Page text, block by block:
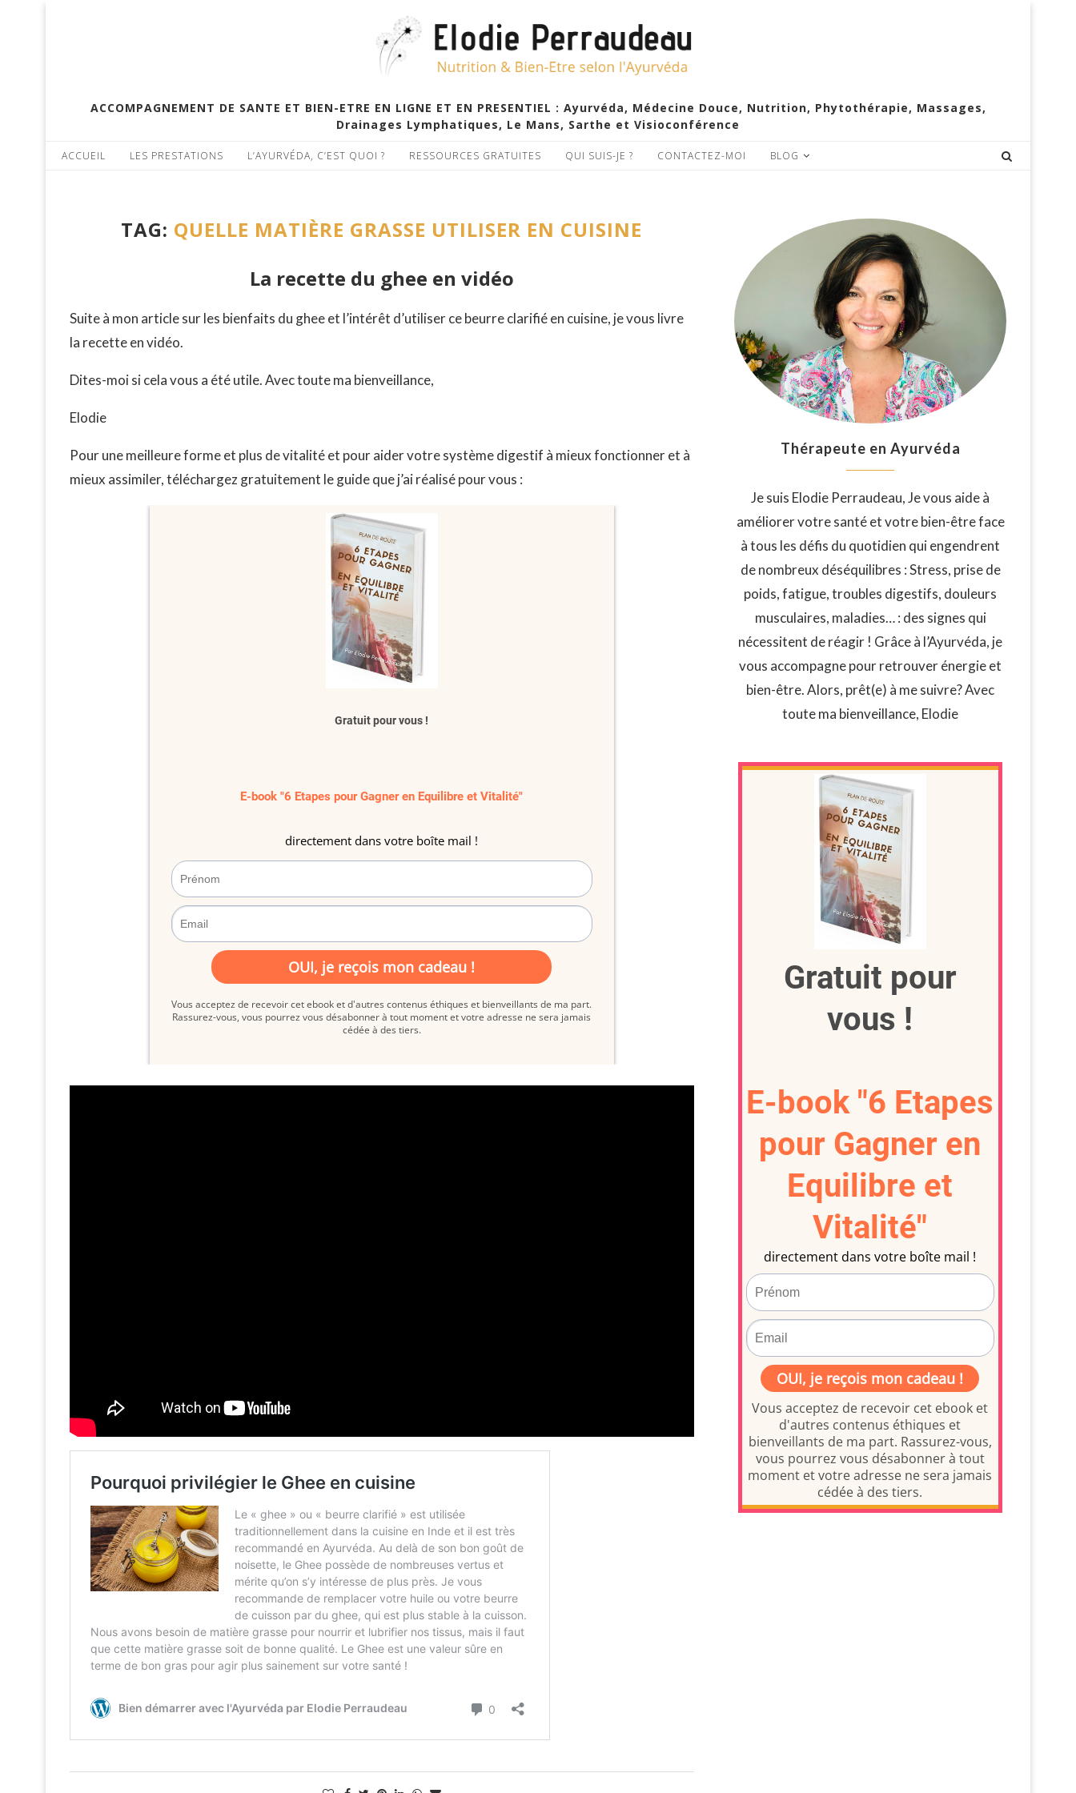
ACCOMPAGNEMENT DE SANTE ET BIEN-ETRE EN LIGNE ET EN PRESENTIEL : Ayurvéda, Médecine Douce, Nutrition, Phytothérapie, Massages,
Drainages Lymphatiques, Le Mans, Sarthe et Visioconférence
ACCUEIL LES PRESTATIONS L’AYURVÉDA, C’EST QUOI ? RESSOURCES GRATUITES QUI SUIS-JE ? CONTACTEZ-MOI BLOG
TAG: QUELLE MATIÈRE GRASSE UTILISER EN CUISINE
La recette du ghee en vidéo
Suite à mon article sur les bienfaits du ghee et l’intérêt d’utiliser ce beurre clarifié en cuisine, je vous livre
la recette en vidéo.
Dites-moi si cela vous a été utile. Avec toute ma bienveillance,
Elodie
Pour une meilleure forme et plus de vitalité et pour aider votre système digestif à mieux fonctionner et à
mieux assimiler, téléchargez gratuitement le guide que j’ai réalisé pour vous :
Thérapeute en Ayurvéda
Je suis Elodie Perraudeau, Je vous aide à
améliorer votre santé et votre bien-être face
à tous les défis du quotidien qui engendrent
de nombreux déséquilibres : Stress, prise de
poids, fatigue, troubles digestifs, douleurs
musculaires, maladies… : des signes qui
nécessitent de réagir ! Grâce à l’Ayurvéda, je
vous accompagne pour retrouver énergie et
bien-être. Alors, prêt(e) à me suivre? Avec
toute ma bienveillance, Elodie